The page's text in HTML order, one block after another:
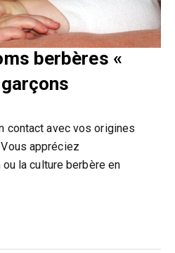
berbères «
contact avec vos origines
appréciez
la culture berbère en